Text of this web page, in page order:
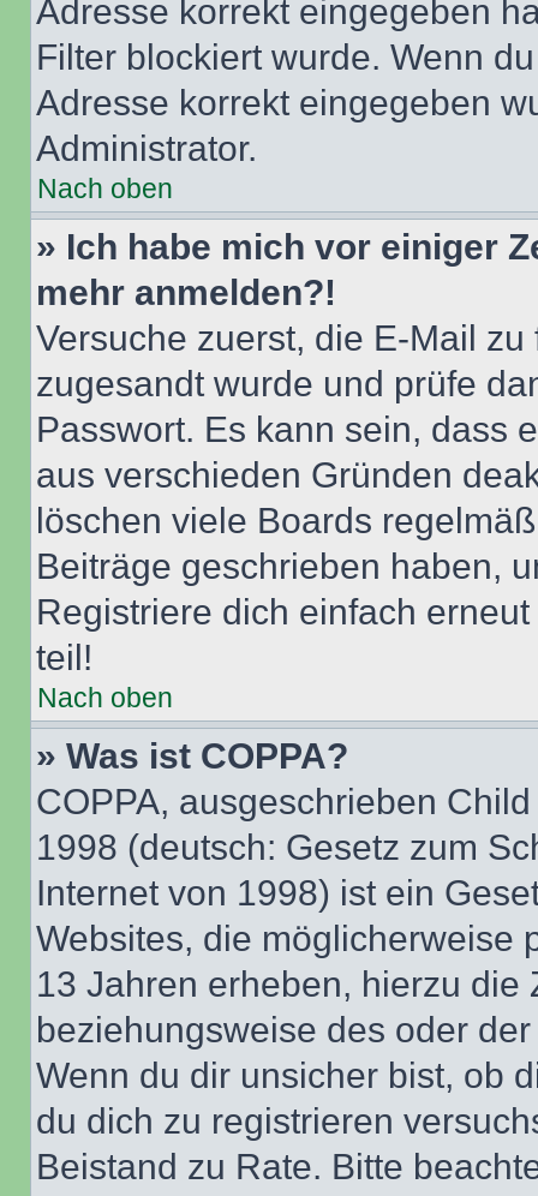
Adresse korrekt eingegeben
Filter blockiert wurde. Wenn
Adresse korrekt eingegeben
Administrator.
Nach oben
» Ich habe mich vor einiger
mehr anmelden?!
Versuche zuerst, die E-Mail
zugesandt wurde und prüfe
Passwort. Es kann sein, dass
aus verschieden Gründen
löschen viele Boards
Beiträge geschrieben haben,
Registriere dich einfach
teil!
Nach oben
» Was ist COPPA?
COPPA, ausgeschrieben
1998 (deutsch: Gesetz zum
Internet von 1998) ist ein
Websites, die möglicherweise
13 Jahren erheben, hierzu die
beziehungsweise des oder
Wenn du dir unsicher bist, ob
du dich zu registrieren
Beistand zu Rate. Bitte